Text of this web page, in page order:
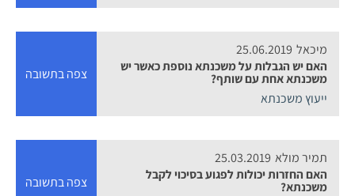
מיכאל 25.06.2019
האם יש הגבלות על משכנתא נוספת כאשר יש
משכנתא אחת עם שותף?
ייעוץ משכנתא
צפה בתשובה
תמיר מולא 25.03.2019
האם החזרות יכולות לפגוע בסיכוי לקבל
משכנתא?
צפה בתשובה